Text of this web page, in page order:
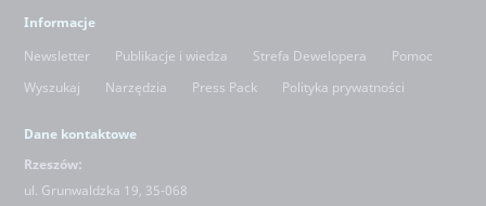
Informacje
Newsletter
Publikacje i wiedza Strefa Dewelopera
Pomoc
Wyszukaj
Narzędzia Press Pack Polityka prywatności
Dane kontaktowe
Rzeszów:
ul. Grunwaldzka 19, 35-068